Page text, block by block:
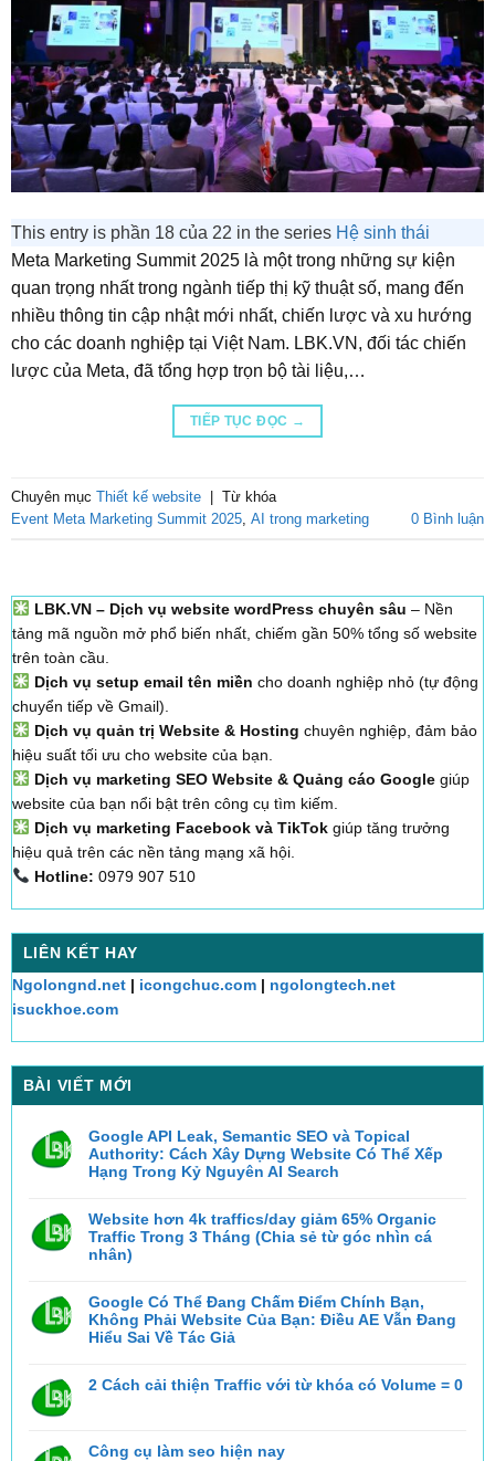
LBK.VN – Dịch vụ website wordPress chuyên sâu – Nền
tảng mã nguồn mở phổ biến nhất, chiếm gần 50% tổng số website
trên toàn cầu.
Dịch vụ setup email tên miền cho doanh nghiệp nhỏ (tự động
chuyển tiếp về Gmail).
Dịch vụ quản trị Website & Hosting chuyên nghiệp, đảm bảo
hiệu suất tối ưu cho website của bạn.
Dịch vụ marketing SEO Website & Quảng cáo Googlegiúp
website của bạn nổi bật trên công cụ tìm kiếm.
Dịch vụ marketing Facebook và TikTokgiúp tăng trưởng
hiệu quả trên các nền tảng mạng xã hội.
Hotline: 0979 907 510
LIÊN KẾT HAY
Ngolongnd.net| icongchuc.com| ngolongtech.net
isuckhoe.com
BÀI VIẾT MỚI
Google API Leak, Semantic SEO và Topical
Authority: Cách Xây Dựng Website Có Thể Xếp
Hạng Trong Kỷ Nguyên AI Search
bình
luận
Google
API
SEO
và
Topical
Authority:
Website
Trong
Kỷ
Website hơn 4k traffics/day giảm 65% Organic
Traffic Trong 3 Tháng (Chia sẻ từ góc nhìn cá
nhân)
bình
luận
ở
Website
hơn
giảm
3
Tháng
Google Có Thể Đang Chấm Điểm Chính Bạn,
Không Phải Website Của Bạn: Điều AE Vẫn Đang
Hiểu Sai Về Tác Giả
bình
luận
Đang
2 Cách cải thiện Traffic với từ khóa có Volume = 0
ở
Công cụ làm seo hiện nay
This entry is phần 18 của 22 in the series Hệ sinh thái
Meta Marketing Summit 2025 là một trong những sự kiện
quan trọng nhất trong ngành tiếp thị kỹ thuật số, mang đến
nhiều thông tin cập nhật mới nhất, chiến lược và xu hướng
cho các doanh nghiệp tại Việt Nam. LBK.VN, đối tác chiến
lược của Meta, đã tổng hợp trọn bộ tài liệu,…
TIẾP TỤC ĐỌC →
Chuyên mục Thiết kế website | Từ khóa
Event Meta Marketing Summit 2025, AI trong marketing 0 Bình luận